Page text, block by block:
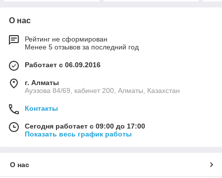
О нас
Рейтинг не сформирован
Менее 5 отзывов за последний год
Работает с 06.09.2016
г. Алматы
Ауэзова 84/69, кабинет 200, Алматы, Казахстан
Контакты
Сегодня работает с 09:00 до 17:00
Показать весь график работы
О нас